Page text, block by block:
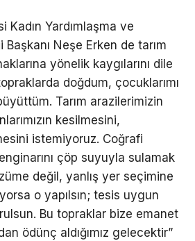
Kadın Yardımlaşma ve
Başkanı Neşe Erken de tarım
yönelik kaygılarını dile
doğdum, çocuklarımı
Tarım arazilerimizin
kesilmesini,
istemiyoruz. Coğrafi
çöp suyuyla sulamak
değil, yanlış yer seçimine
o yapılsın; tesis uygun
Bu topraklar bize emanet
ödünç aldığımız gelecektir”